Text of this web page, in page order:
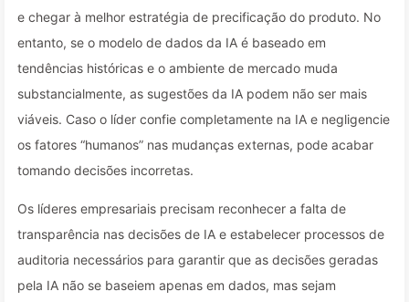
e chegar à melhor estratégia de precificação do produto. No
entanto, se o modelo de dados da IA é baseado em
tendências históricas e o ambiente de mercado muda
substancialmente, as sugestões da IA podem não ser mais
viáveis. Caso o líder confie completamente na IA e negligencie
os fatores “humanos” nas mudanças externas, pode acabar
tomando decisões incorretas.
Os líderes empresariais precisam reconhecer a falta de
transparência nas decisões de IA e estabelecer processos de
auditoria necessários para garantir que as decisões geradas
pela IA não se baseiem apenas em dados, mas sejam